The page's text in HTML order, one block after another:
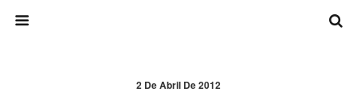
2 De Abril De 2012